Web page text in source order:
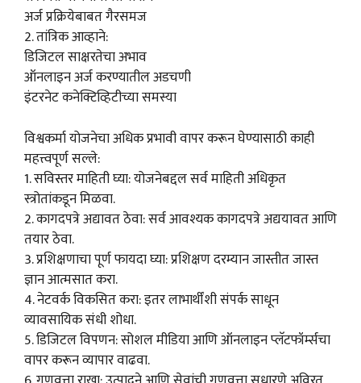
अर्ज प्रक्रियेबाबत गैरसमज
2. तांत्रिक आव्हाने:
डिजिटल साक्षरतेचा अभाव
ऑनलाइन अर्ज करण्यातील अडचणी
इंटरनेट कनेक्टिव्हिटीच्या समस्या
विश्वकर्मा योजनेचा अधिक प्रभावी वापर करून घेण्यासाठी काही
महत्त्वपूर्ण सल्ले:
1. सविस्तर माहिती घ्या: योजनेबद्दल सर्व माहिती अधिकृत
स्त्रोतांकडून मिळवा.
2. कागदपत्रे अद्यावत ठेवा: सर्व आवश्यक कागदपत्रे अद्ययावत आणि
तयार ठेवा.
3. प्रशिक्षणाचा पूर्ण फायदा घ्या: प्रशिक्षण दरम्यान जास्तीत जास्त
ज्ञान आत्मसात करा.
4. नेटवर्क विकसित करा: इतर लाभार्थींशी संपर्क साधून
व्यावसायिक संधी शोधा.
5. डिजिटल विपणन: सोशल मीडिया आणि ऑनलाइन प्लॅटफॉर्म्सचा
वापर करून व्यापार वाढवा.